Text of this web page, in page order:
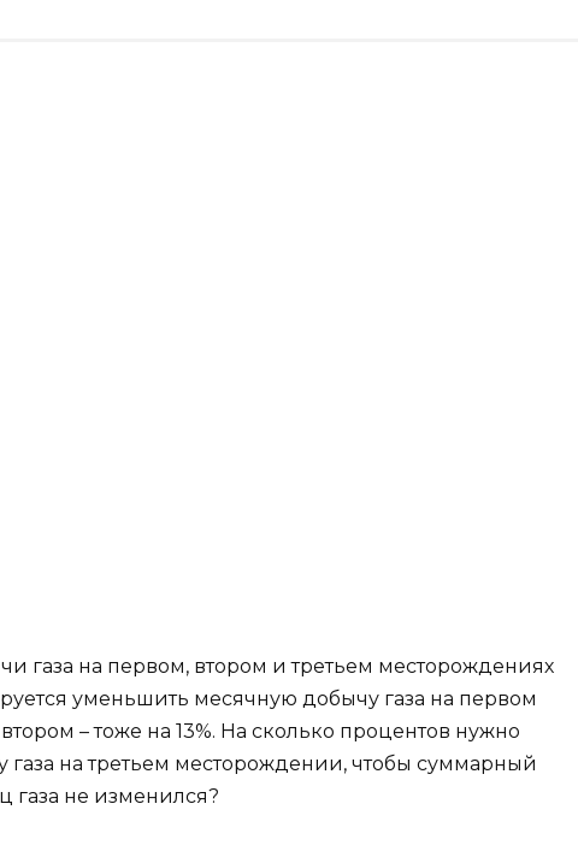
газа на первом, втором и третьем месторождениях
уменьшить месячную добычу газа на первом
– тоже на 13%. На сколько процентов нужно
на третьем месторождении, чтобы суммарный
газа не изменился?